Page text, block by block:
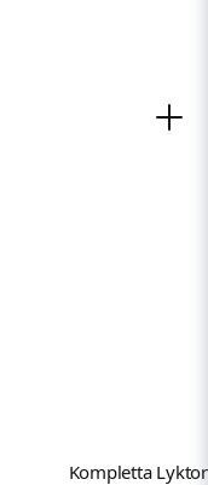
Kompletta Lyktor